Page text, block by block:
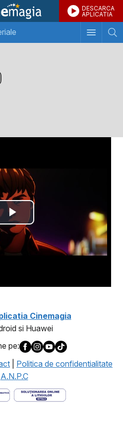
DESCARCA
APLICATIA
Cinemagia
si Huawei
pe:
Politica de confidentialitate
A.N.P.C